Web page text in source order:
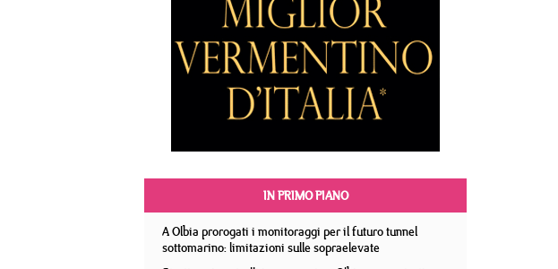
IN PRIMO PIANO
A Olbia prorogati i monitoraggi per il futuro tunnel
sottomarino: limitazioni sulle sopraelevate